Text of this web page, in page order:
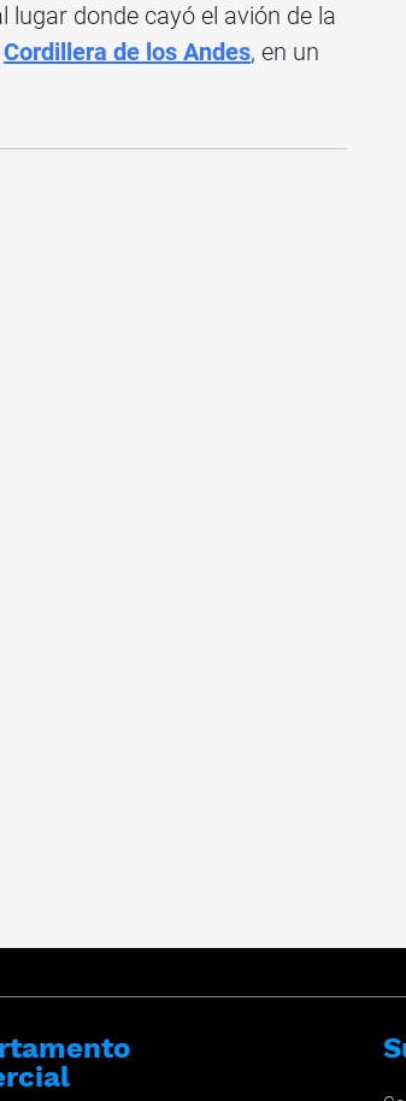
lugar donde cayó el avión de la
Cordillera de los Andes, en un